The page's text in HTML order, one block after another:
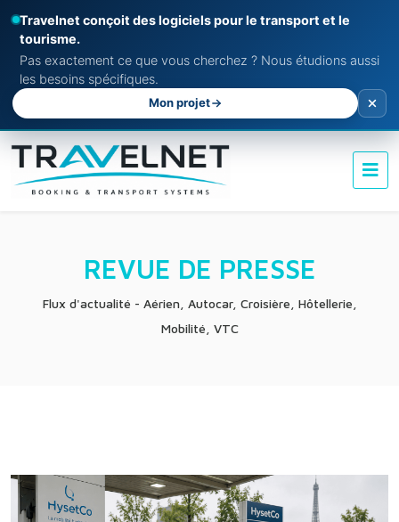
Travelnet conçoit des logiciels pour le transport et le
tourisme.
Pas exactement ce que vous cherchez ? Nous étudions aussi
les besoins spécifiques.
Mon projet
REVUE DE PRESSE
Flux d'actualité - Aérien, Autocar, Croisière, Hôtellerie,
Mobilité, VTC